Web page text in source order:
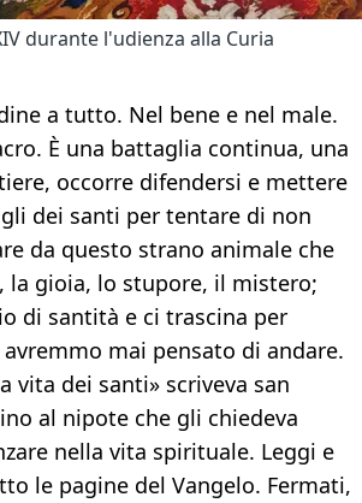
durante l'udienza alla Curia
a tutto. Nel bene e nel male.
È una battaglia continua, una
occorre difendersi e mettere
dei santi per tentare di non
da questo strano animale che
la gioia, lo stupore, il mistero;
di santità e ci trascina per
mai pensato di andare.
vita dei santi» scriveva san
al nipote che gli chiedeva
nella vita spirituale. Leggi e
le pagine del Vangelo. Fermati,